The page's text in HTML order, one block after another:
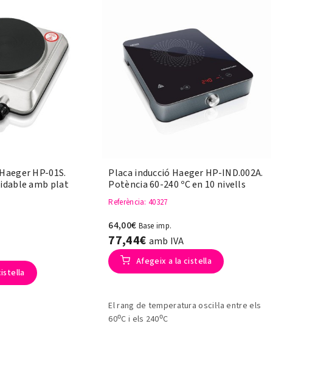
HP-01S.
amb plat
Placa inducció Haeger HP-IND.002A.
Potència 60-240 ºC en 10 nivells
Referència: 40327
64,00€ Base imp.
77,44€ amb IVA
Afegeix a la cistella
El rang de temperatura oscil·la entre els
60⁰C i els 240⁰C